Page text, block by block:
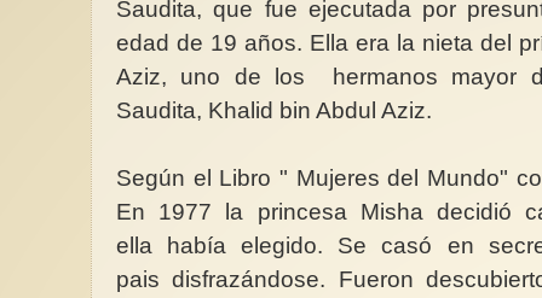
Saudita, que fue ejecutada por
edad de 19 años. Ella era la nieta del
Aziz, uno de los hermanos mayor
Saudita, Khalid bin Abdul Aziz.
Según el Libro " Mujeres del Mundo"
En 1977 la princesa Misha decidió
ella había elegido. Se casó en
pais disfrazándose. Fueron
Feministas expresamente